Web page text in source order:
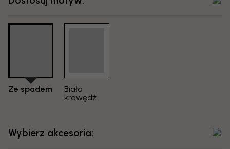
Ze spadem
Biała
krawędź
Wybierz akcesoria: